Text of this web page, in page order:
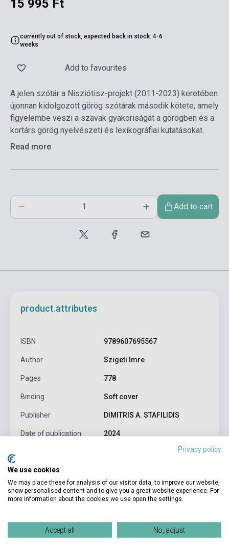
15 995 Ft
currently out of stock, expected back in stock: 4-6
weeks
Add to favourites
A jelen szótár a Nisziótisz-projekt (2011-2023) keretében
újonnan kidolgozott görög szótárak második kötete, amely
figyelembe veszi a szavak gyakoriságát a görögben és a
kortárs görög nyelvészeti és lexikográfiai kutatásokat.
Read more
Add to cart
product.attributes
ISBN 9789607695567
Author Szigeti Imre
Pages 778
Binding Soft cover
Publisher DIMITRIS A. STAFILIDIS
Date of publication 2024
Language
A kötet kereken 45.000 önálló szócikket tartalmaz.
Privacy policy
We use cookies
We may place these for analysis of our visitor data, to improve our website,
show personalised content and to give you a great website experience. For
more information about the cookies we use open the settings.
Accept all No, adjust